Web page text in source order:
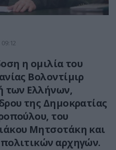
η ομιλία του
Βολοντίμιρ
των Ελλήνων,
της Δημοκρατίας
του
Μητσοτάκη και
αρχηγών.